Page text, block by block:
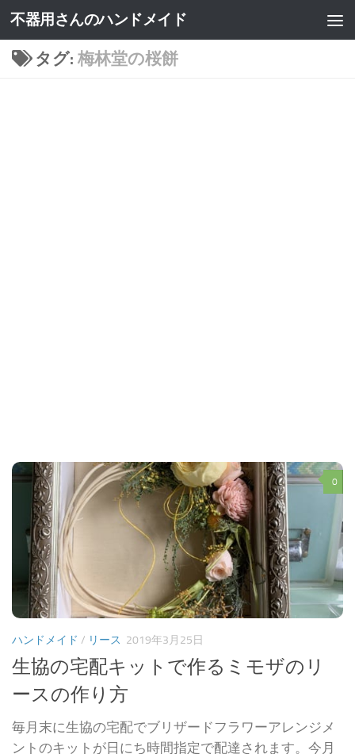
不器用さんのハンドメイド
タグ: 梅林堂の桜餅
0
ハンドメイド / リース 2019年3月25日
生協の宅配キットで作るミモザのリ
ースの作り方
毎月末に生協の宅配でブリザードフラワーアレンジメ
ントのキットが日にち時間指定で配達されます。今月